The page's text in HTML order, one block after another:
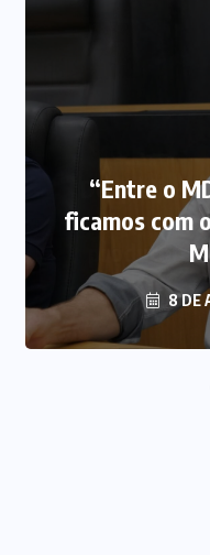
“Entre o
ficamos com
8 DE